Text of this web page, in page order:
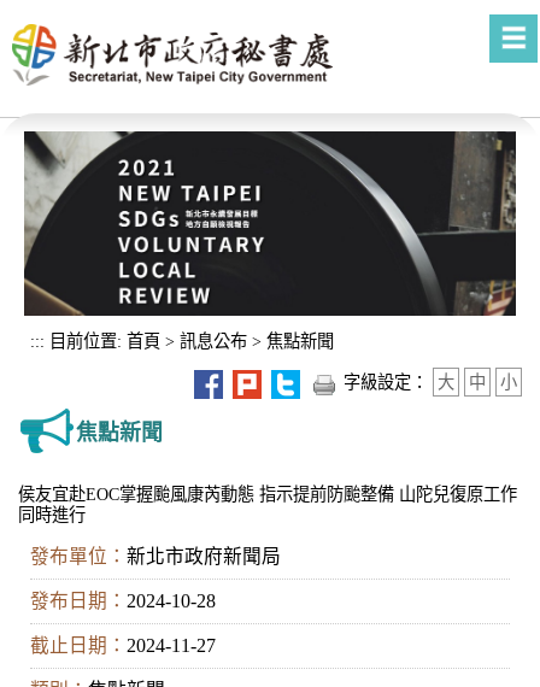
::: 目前位置: 首頁 > 訊息公布 > 焦點新聞
字級設定： 大 中 小
焦點新聞
侯友宜赴EOC掌握颱風康芮動態 指示提前防颱整備 山陀兒復原工作
同時進行
發布單位： 新北市政府新聞局
發布日期： 2024-10-28
截止日期： 2024-11-27